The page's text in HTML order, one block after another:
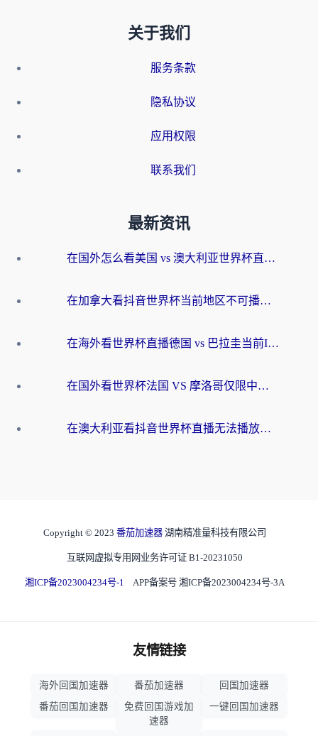
关于我们
服务条款
隐私协议
应用权限
联系我们
最新资讯
在国外怎么看美国 vs 澳大利亚世界杯直播？海外党必藏的中文解说观赛指南
在加拿大看抖音世界杯当前地区不可播放？海外党体育观赛终极指南
在海外看世界杯直播德国 vs 巴拉圭当前IP受限制？这篇指南帮你轻松解决地区限制
在国外看世界杯法国 VS 摩洛哥仅限中国大陆？别让地域限制拦下你的欢呼
在澳大利亚看抖音世界杯直播无法播放？海外党体育观赛终极指南来了！
Copyright © 2023 番茄加速器 湖南精准量科技有限公司
互联网虚拟专用网业务许可证 B1-20231050
湘ICP备2023004234号-1 APP备案号 湘ICP备2023004234号-3A
友情链接
海外回国加速器 番茄加速器
回国加速器
番茄回国加速器
免费回国游戏加
速器
一键回国加速器